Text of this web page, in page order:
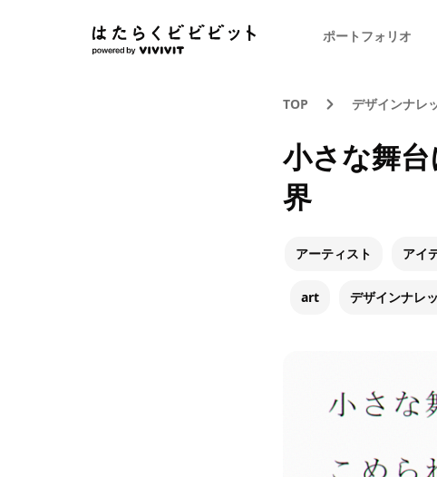
ポートフォリオ
TOP デザインナレ
小さな舞
界
アーティスト アイ
art デザインナレ